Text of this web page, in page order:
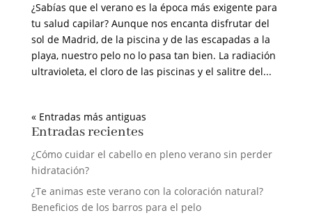
¿Sabías que el verano es la época más exigente para
tu salud capilar? Aunque nos encanta disfrutar del
sol de Madrid, de la piscina y de las escapadas a la
playa, nuestro pelo no lo pasa tan bien. La radiación
ultravioleta, el cloro de las piscinas y el salitre del...
« Entradas más antiguas
Entradas recientes
¿Cómo cuidar el cabello en pleno verano sin perder
hidratación?
¿Te animas este verano con la coloración natural?
Beneficios de los barros para el pelo